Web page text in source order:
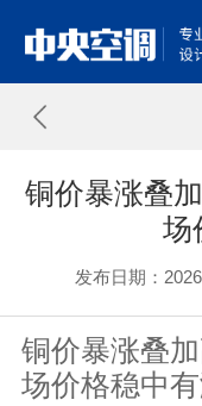
铜价暴涨叠
场
发布日期：
铜价暴涨叠
场价格稳中